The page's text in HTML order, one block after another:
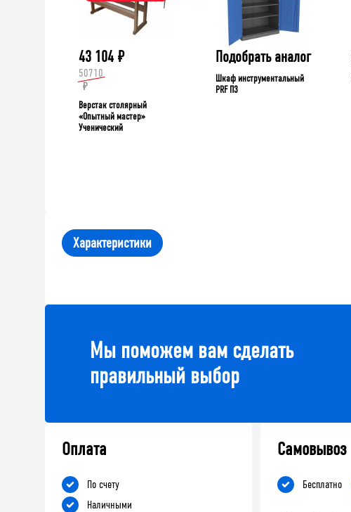
43 104 ₽
50710
₽
Верстак столярный
«Опытный мастер»
Ученический
Подобрать аналог
Шкаф инструментальный
PRF П3
Характеристики
Мы поможем вам сделать
правильный выбор
Оплата
По счету
Наличными
Самовывоз
Бесплатно